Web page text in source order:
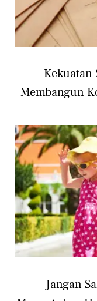
Kekuatan
Membangun
Jangan